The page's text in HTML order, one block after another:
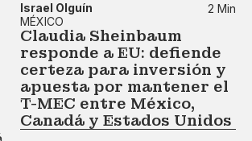
Israel Olguín
2 Min
MÉXICO
Claudia Sheinbaum
responde a EU: defiende
certeza para inversión y
apuesta por mantener el
T-MEC entre México,
Canadá y Estados Unidos